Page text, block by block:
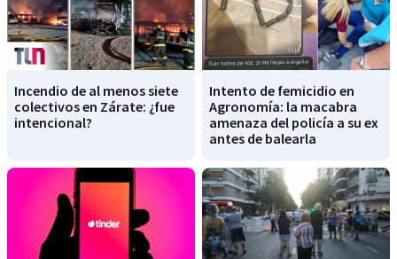
Incendio de al menos siete
colectivos en Zárate: ¿fue
intencional?
Intento de femicidio en
Agronomía: la macabra
amenaza del policía a su ex
antes de balearla